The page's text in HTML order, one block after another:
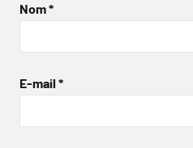
Nom*
E-mail *